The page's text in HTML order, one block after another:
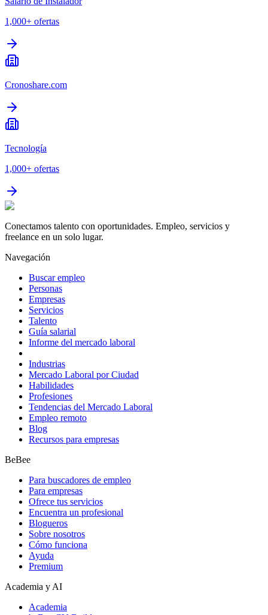
1,000+ ofertas
Cronoshare.com
Tecnología
1,000+ ofertas
Conectamos talento con oportunidades. Empleo, servicios y
freelance en un solo lugar.
Navegación
Buscar empleo
Personas
Empresas
Servicios
Talento
Guía salarial
Informe del mercado laboral
Industrias
Mercado Laboral por Ciudad
Habilidades
Profesiones
Tendencias del Mercado Laboral
Empleo remoto
Blog
Recursos para empresas
BeBee
Para buscadores de empleo
Para empresas
Ofrece tus servicios
Encuentra un profesional
Blogueros
Sobre nosotros
Cómo funciona
Ayuda
Premium
Academia y AI
Academia